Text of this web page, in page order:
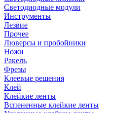
Светодиодные модули
Инструменты
Лезвие
Прочее
Люверсы и пробойники
Ножи
Ракель
Фрезы
Клеевые решения
Клей
Клейкие ленты
Вспененные клейкие ленты